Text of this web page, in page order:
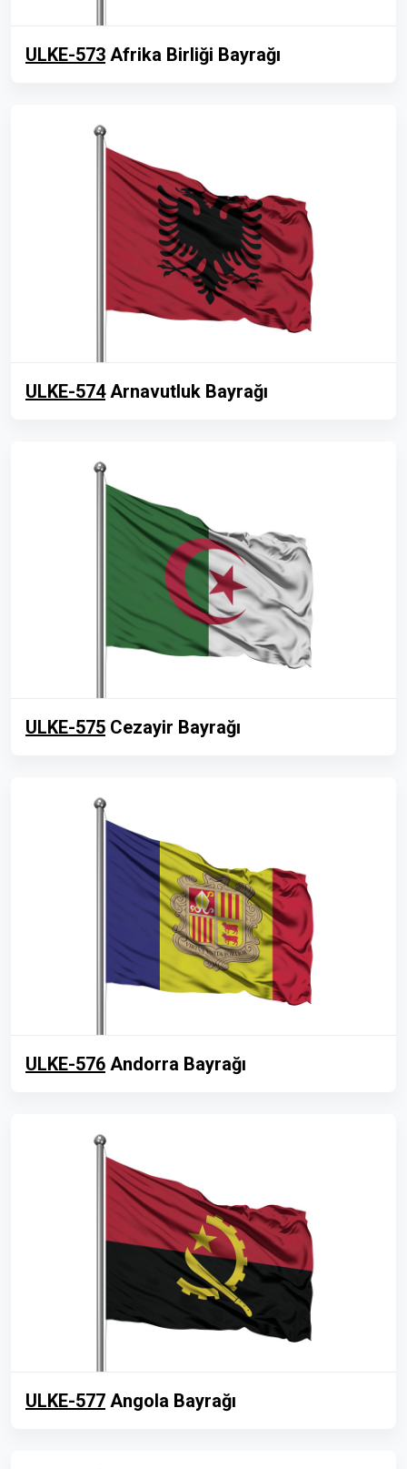
ULKE-573 Afrika Birliği Bayrağı
ULKE-574Arnavutluk Bayrağı
ULKE-575 Cezayir Bayrağı
ULKE-576 Andorra Bayrağı
ULKE-577 Angola Bayrağı